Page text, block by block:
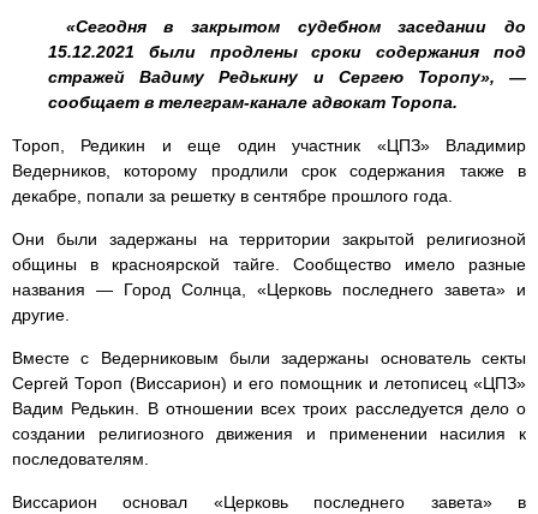
«Сегодня в закрытом судебном заседании до
15.12.2021 были продлены сроки содержания под
стражей Вадиму Редькину и Сергею Торопу», —
сообщает в телеграм-канале адвокат Торопа.
Тороп, Редикин и еще один участник «ЦПЗ» Владимир
Ведерников, которому продлили срок содержания также в
декабре, попали за решетку в сентябре прошлого года.
Они были задержаны на территории закрытой религиозной
общины в красноярской тайге. Сообщество имело разные
названия — Город Солнца, «Церковь последнего завета» и
другие.
Вместе с Ведерниковым были задержаны основатель секты
Сергей Тороп (Виссарион) и его помощник и летописец «ЦПЗ»
Вадим Редькин. В отношении всех троих расследуется дело о
создании религиозного движения и применении насилия к
последователям.
Виссарион основал «Церковь последнего завета» в